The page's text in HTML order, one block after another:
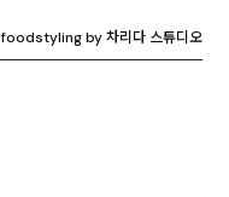
foodstyling by 차리다 스튜디오